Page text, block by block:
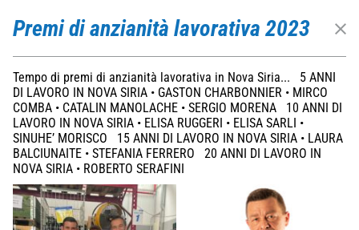
Premi di anzianità lavorativa 2023
Tempo di premi di anzianità lavorativa in Nova Siria... 5 ANNI
DI LAVORO IN NOVA SIRIA • GASTON CHARBONNIER • MIRCO
COMBA • CATALIN MANOLACHE • SERGIO MORENA 10 ANNI DI
LAVORO IN NOVA SIRIA • ELISA RUGGERI • ELISA SARLI •
SINUHE’ MORISCO 15 ANNI DI LAVORO IN NOVA SIRIA • LAURA
BALCIUNAITE • STEFANIA FERRERO 20 ANNI DI LAVORO IN
NOVA SIRIA • ROBERTO SERAFINI
Nova Siria srl
via Marconi 4–6 — 10060 Roletto – TO
+39 0121 342256
info@novasiria.it
Società soggetta ad attività di direzione e coordinamento da parte di Hawle
Beteiligungsgesellschaft mBH
P. IVA 03716570019
Privacy Policy
Deprecated
/home/a0129/domains/novasiria.it/public_html/wp-
content/themes/novasiria/templates/calendar.php
31
Infratech 2023 Rotterdam
17 january 2023
Rotterdam Ahoy